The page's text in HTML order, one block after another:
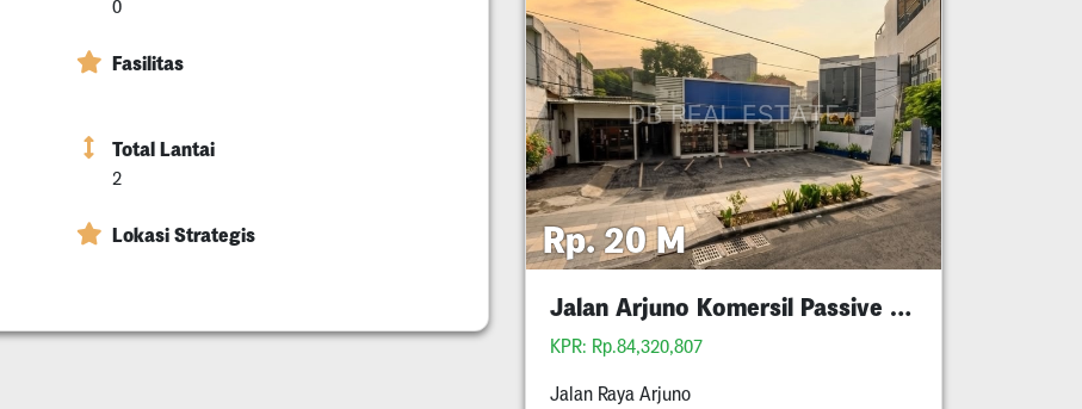
0
Fasilitas
Total Lantai
2
Lokasi Strategis Rp. 20 M
Jalan Arjuno Komersil Passive Income Tersewa
KPR: Rp.84,320,807
Jalan Raya Arjuno